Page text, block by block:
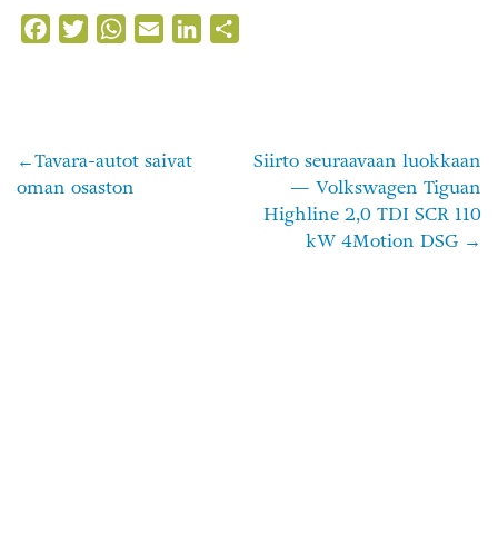
FacebookTwitterWhatsApp
Email LinkedIn
Artikkelien
Tavara-autot saivat
oman osaston
Siirto seuraavaan luokkaan
— Volkswagen Tiguan
Highline 2,0 TDI SCR 110
kW 4Motion DSG